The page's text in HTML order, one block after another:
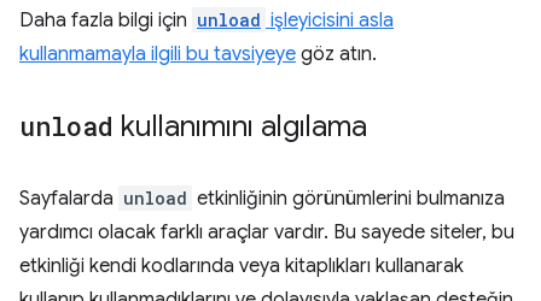
Daha fazla bilgi için unload işleyicisini asla
kullanmamayla ilgili bu tavsiyeye göz atın.
unload kullanımını algılama
Sayfalarda unload etkinliğinin görünümlerini bulmanıza
yardımcı olacak farklı araçlar vardır. Bu sayede siteler, bu
etkinliği kendi kodlarında veya kitaplıkları kullanarak